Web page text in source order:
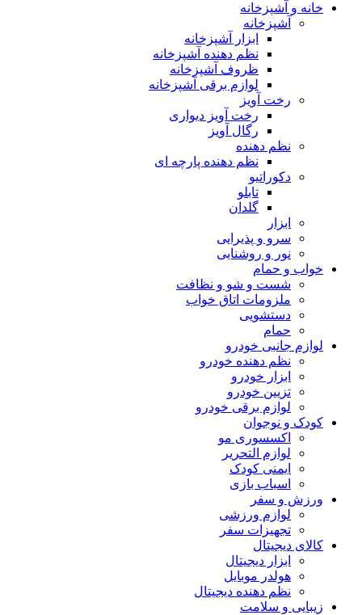
خانه و آشپزخانه
آشپزخانه
ابزار آشپزخانه
نظم دهنده آشپزخانه
ظروف آشپزخانه
لوازم برقی آشپزخانه
رخت آویز
رخت آویز دیواری
رگال آویز
نظم دهنده
نظم دهنده پارچه ای
دکوراتیو
تابلو
گلدان
ابزار
سرو و پذیرایی
نور و روشنایی
خواب و حمام
شست و شو و نظافت
ملزومات اتاق خواب
دستشویی
حمام
لوازم جانبی خودرو
نظم دهنده خودرو
ابزار خودرو
تزیین خودرو
لوازم برقی خودرو
کودک و نوجوان
اکسسوری مو
لوازم التحریر
ایمنی کودک
اسباب بازی
ورزش و سفر
لوازم ورزشی
تجهیزات سفر
کالای دیجیتال
ابزار دیجیتال
هولدر موبایل
نظم دهنده دیجیتال
زیبایی و سلامت